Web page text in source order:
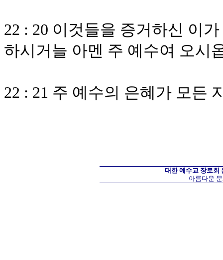
22 : 20 이것들을 증거하신 이
하시거늘 아멘 주 예수여 오시
22 : 21 주 예수의 은혜가 모든
대한 예수교 장로회
아름다운